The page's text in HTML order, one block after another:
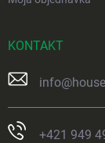
KONTAKT
info@
+421 949